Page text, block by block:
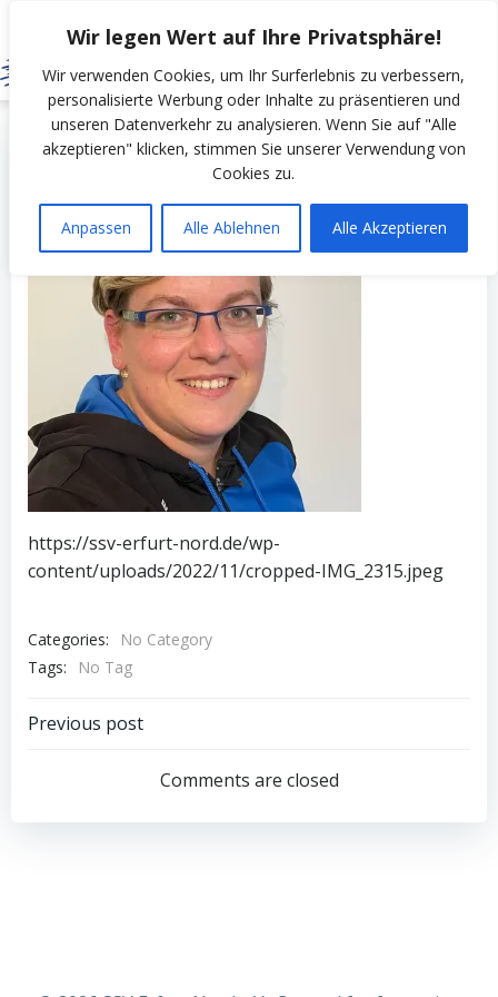
Wir legen Wert auf Ihre Privatsphäre!
Wir verwenden Cookies, um Ihr Surferlebnis zu verbessern,
personalisierte Werbung oder Inhalte zu präsentieren und
unseren Datenverkehr zu analysieren. Wenn Sie auf "Alle
akzeptieren" klicken, stimmen Sie unserer Verwendung von
Cookies zu.
Anpassen Alle Ablehnen Alle Akzeptieren
Inhalt
springen
bySSV Erfurt Nord on November 13, 2022
https://ssv-erfurt-nord.de/wp-
content/uploads/2022/11/cropped-IMG_2315.jpeg
Categories:
No Category
Tags:
No Tag
Post
navigation
Previous post
Comments are closed